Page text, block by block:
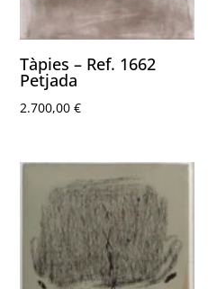
Tàpies – Ref. 1662
Petjada
2.700,00€